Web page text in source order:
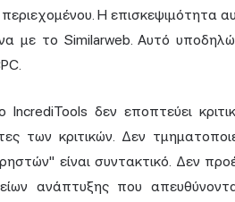
Η επισκεψιμότητα
με το Similarweb. Αυτό
δεν εποπτεύει
των κριτικών. Δεν
είναι συντακτικό. Δεν
ανάπτυξης που